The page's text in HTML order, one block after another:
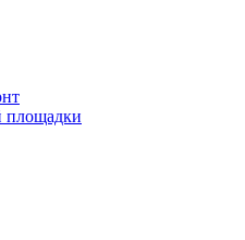
площадки